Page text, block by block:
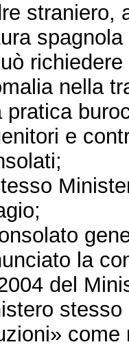
straniero,
nella
pratica
e
la
del
come